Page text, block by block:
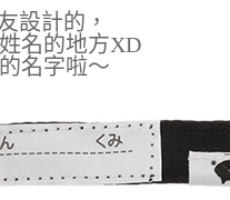
設計的，
名的地方XD
名字啦～